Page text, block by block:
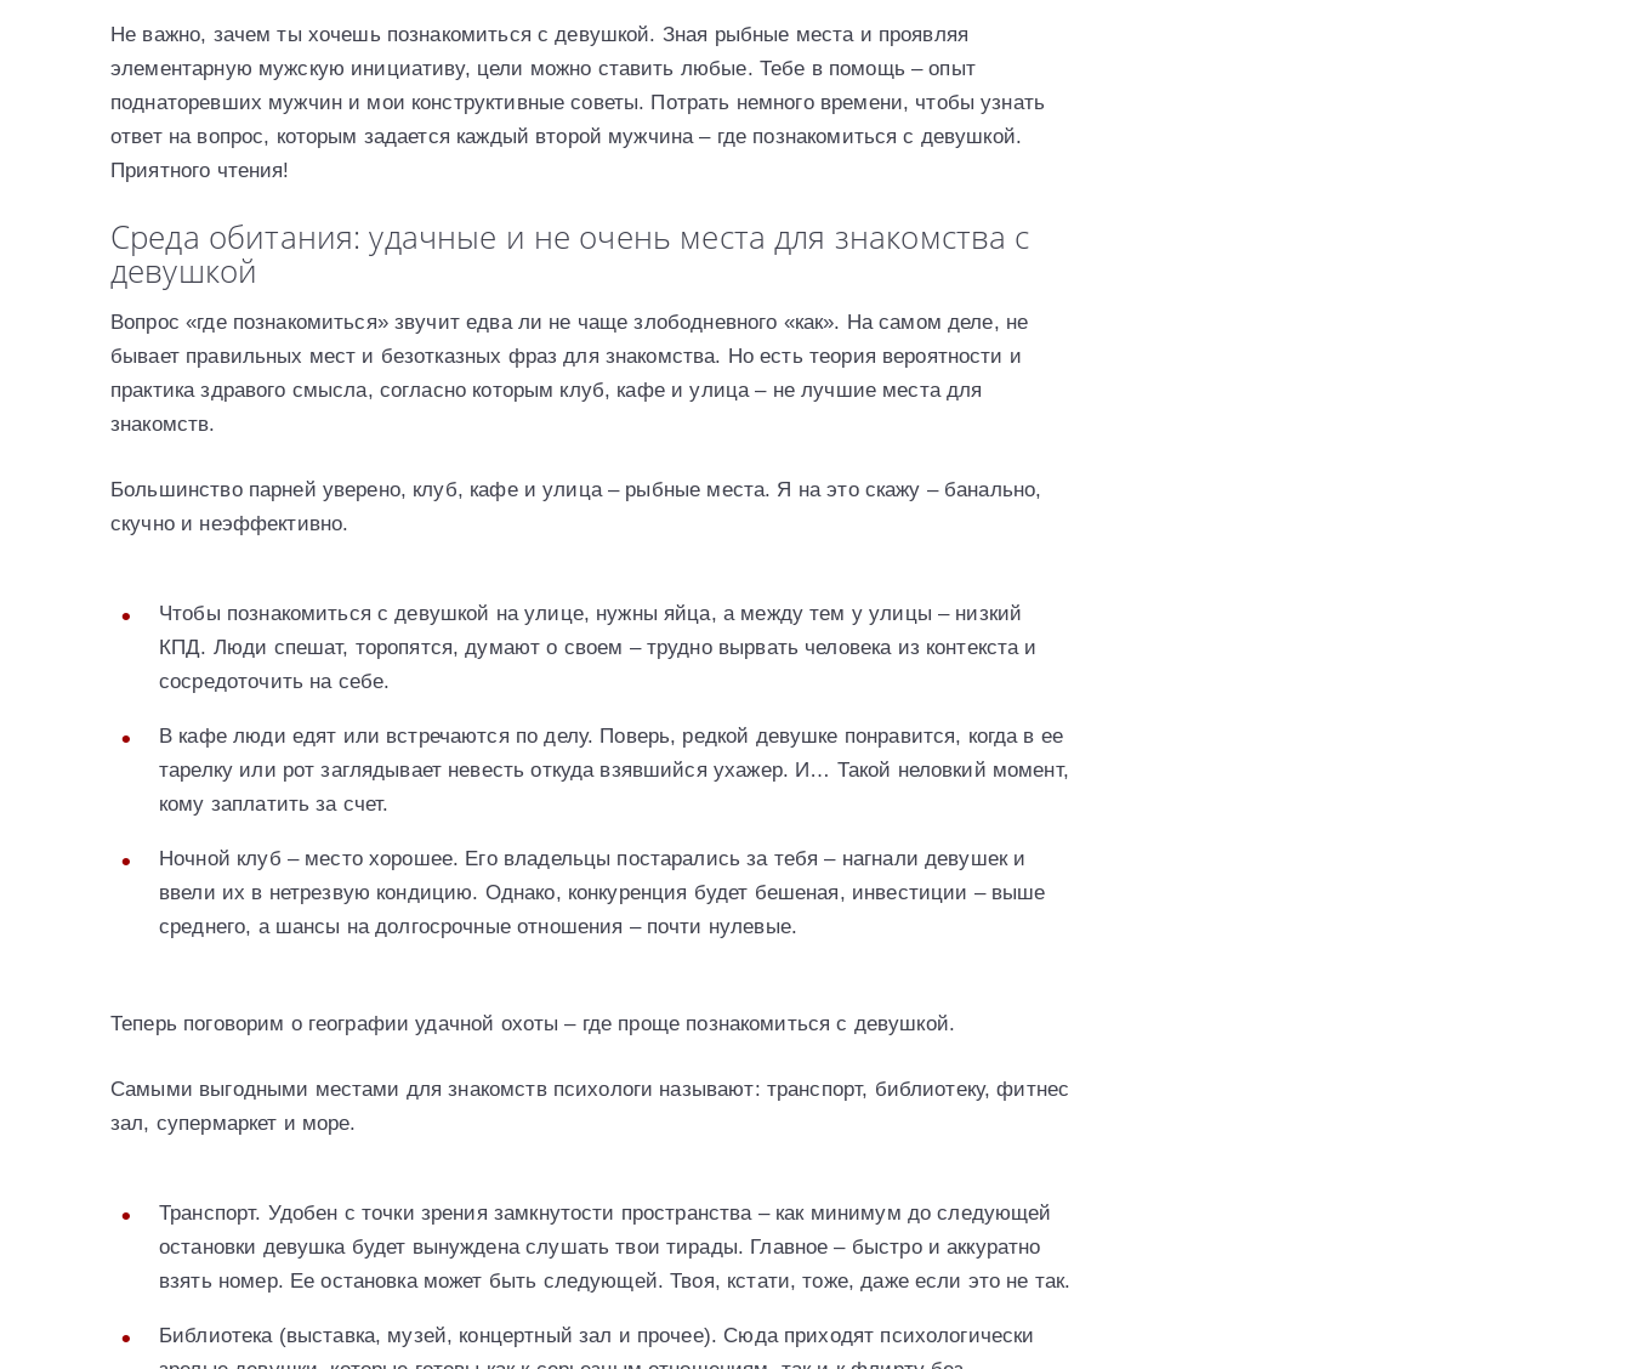
Не важно, зачем ты хочешь познакомиться с девушкой. Зная рыбные места и проявляя
элементарную мужскую инициативу, цели можно ставить любые. Тебе в помощь – опыт
поднаторевших мужчин и мои конструктивные советы. Потрать немного времени, чтобы узнать
ответ на вопрос, которым задается каждый второй мужчина – где познакомиться с девушкой.
Приятного чтения!
Среда обитания: удачные и не очень места для знакомства с
девушкой
Вопрос «где познакомиться» звучит едва ли не чаще злободневного «как». На самом деле, не
бывает правильных мест и безотказных фраз для знакомства. Но есть теория вероятности и
практика здравого смысла, согласно которым клуб, кафе и улица – не лучшие места для
знакомств.
Большинство парней уверено, клуб, кафе и улица – рыбные места. Я на это скажу – банально,
скучно и неэффективно.
Чтобы познакомиться с девушкой на улице, нужны яйца, а между тем у улицы – низкий
КПД. Люди спешат, торопятся, думают о своем – трудно вырвать человека из контекста и
сосредоточить на себе.
В кафе люди едят или встречаются по делу. Поверь, редкой девушке понравится, когда в ее
тарелку или рот заглядывает невесть откуда взявшийся ухажер. И… Такой неловкий момент,
кому заплатить за счет.
Ночной клуб – место хорошее. Его владельцы постарались за тебя – нагнали девушек и
ввели их в нетрезвую кондицию. Однако, конкуренция будет бешеная, инвестиции – выше
среднего, а шансы на долгосрочные отношения – почти нулевые.
Теперь поговорим о географии удачной охоты – где проще познакомиться с девушкой.
Самыми выгодными местами для знакомств психологи называют: транспорт, библиотеку, фитнес
зал, супермаркет и море.
Транспорт. Удобен с точки зрения замкнутости пространства – как минимум до следующей
остановки девушка будет вынуждена слушать твои тирады. Главное – быстро и аккуратно
взять номер. Ее остановка может быть следующей. Твоя, кстати, тоже, даже если это не так.
Библиотека (выставка, музей, концертный зал и прочее). Сюда приходят психологически